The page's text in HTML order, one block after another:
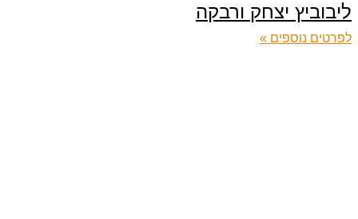
ליבוביץ יצחק ורבקה
לפרטים נוספים »